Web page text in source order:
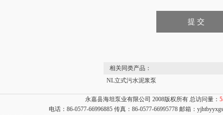
相关同类产品：
NL立式污水泥浆泵
永嘉县海坦泵业有限公司 2008版权所有 总访问量：
电话：86-0577-66996885 传真：86-0577-66995778 邮箱：